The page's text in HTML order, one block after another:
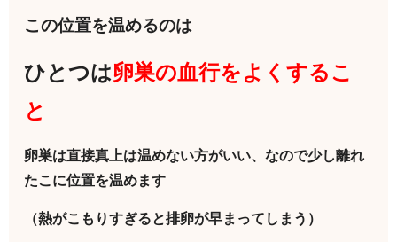
この位置を温めるのは
ひとつは卵巣の血行をよくするこ
と
卵巣は直接真上は温めない方がいい、なので少し離れ
たこに位置を温めます
（熱がこもりすぎると排卵が早まってしまう）